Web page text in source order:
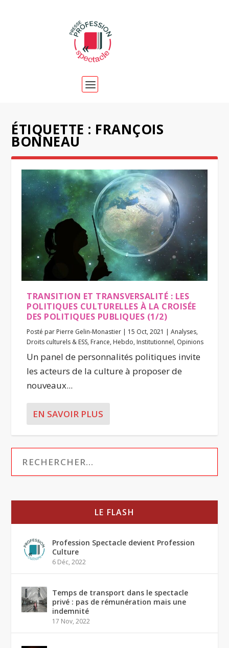
ÉTIQUETTE : FRANÇOIS
BONNEAU
TRANSITION ET TRANSVERSALITÉ : LES
POLITIQUES CULTURELLES À LA CROISÉE
DES POLITIQUES PUBLIQUES (1/2)
Posté par Pierre Gelin-Monastier | 15 Oct, 2021 |Analyses,
Droits culturels & ESS, France, Hebdo, Institutionnel, Opinions
Un panel de personnalités politiques invite
les acteurs de la culture à proposer de
nouveaux...
EN SAVOIR PLUS
LE FLASH
Profession Spectacle devient Profession
Culture
6 Déc, 2022
Temps de transport dans le spectacle
privé : pas de rémunération mais une
indemnité
17 Nov, 2022